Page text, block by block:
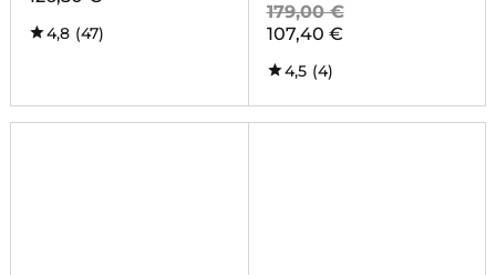
4,8 (47)
179,00 €
107,40 €
4,5 (4)